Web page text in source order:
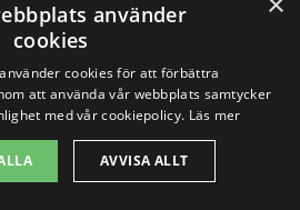
att du får det bästa
i Gislaved,
det att du inhämtar flera
använder
cookies
cookies för att förbättra
att använda vår webbplats samtycker
med vår cookiepolicy. Läs mer
AVVISA ALLT